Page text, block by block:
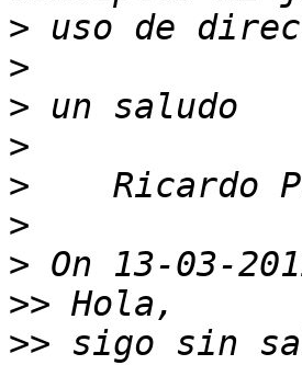
>
>
>
>
>
>
>
>>
>> sigo sin